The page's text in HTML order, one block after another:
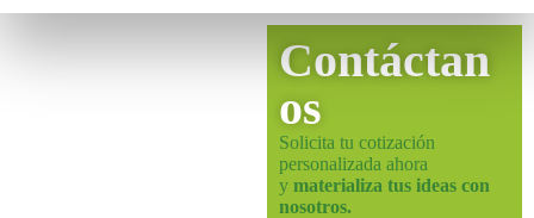
Contáctan
os
Solicita tu cotización
personalizada ahora
y materializa tus ideas con
nosotros.